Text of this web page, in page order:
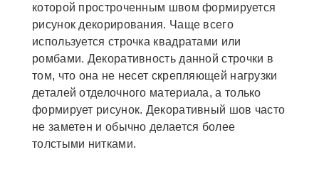
которой простроченным швом формируется
рисунок декорирования. Чаще всего
используется строчка квадратами или
ромбами. Декоративность данной строчки в
том, что она не несет скрепляющей нагрузки
деталей отделочного материала, а только
формирует рисунок. Декоративный шов часто
не заметен и обычно делается более
толстыми нитками.